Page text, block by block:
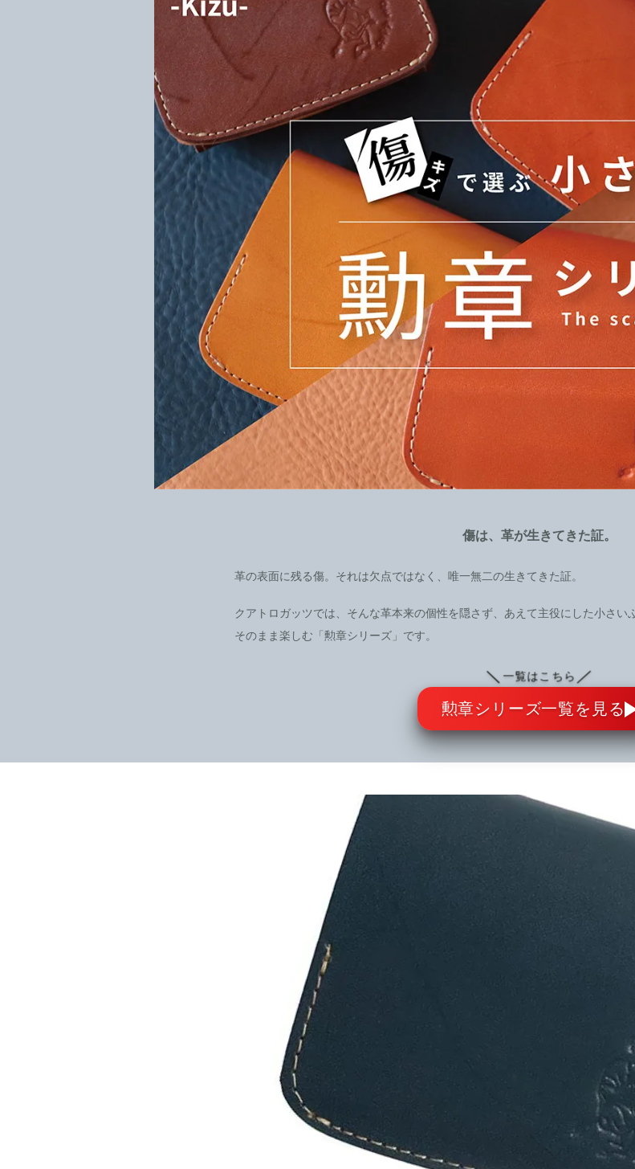
傷は、革が生きてきた証。
革の表面に残る傷。それは欠点ではなく、唯一無二の生きてきた証。
クアトロガッツでは、そんな革本来の個性を隠さず、あえて主役にした小さい
そのまま楽しむ「勲章シリーズ」です。
＼ 一覧はこちら ／
勲章シリーズ一覧を見る